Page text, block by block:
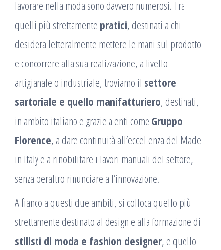
lavorare nella moda sono davvero numerosi. Tra
quelli più strettamente pratici, destinati a chi
desidera letteralmente mettere le mani sul prodotto
e concorrere alla sua realizzazione, a livello
artigianale o industriale, troviamo il settore
sartoriale e quello manifatturiero, destinati,
in ambito italiano e grazie a enti come Gruppo
Florence, a dare continuità all’eccellenza del Made
in Italy e a rinobilitare i lavori manuali del settore,
senza peraltro rinunciare all’innovazione.
A fianco a questi due ambiti, si colloca quello più
strettamente destinato al design e alla formazione di
stilisti di moda e fashion designer, e quello